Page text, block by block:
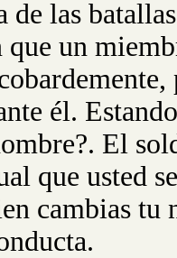
de las
un
él.
El
que usted
cambias tu